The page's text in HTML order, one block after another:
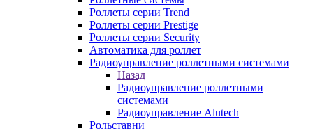
Роллеты серии Trend
Роллеты серии Prestige
Роллеты серии Security
Автоматика для роллет
Радиоуправление роллетными системами
Назад
Радиоуправление роллетными
системами
Радиоуправление Alutech
Рольставни